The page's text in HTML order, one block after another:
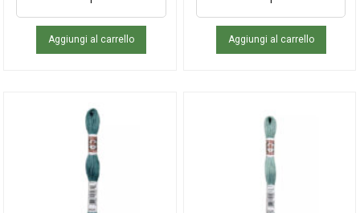
Aggiungi al carrello Aggiungi al carrello